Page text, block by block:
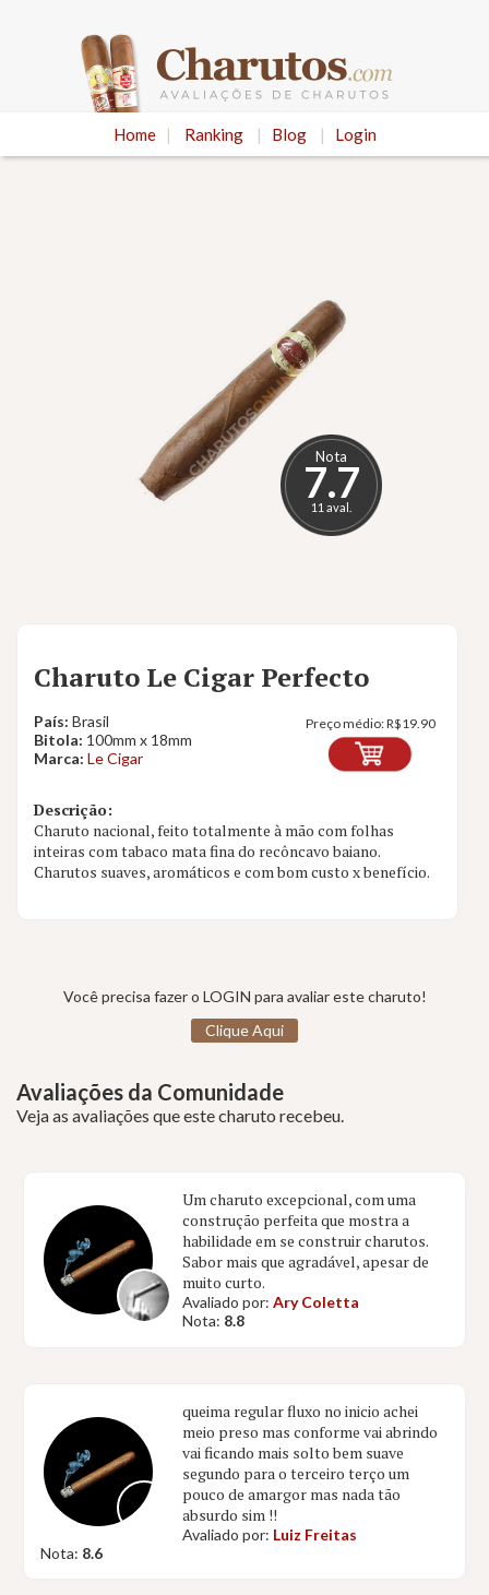
Home | Ranking | Blog | Login
Nota
7.7
11 aval.
Charuto Le Cigar Perfecto
País: Brasil
Bitola: 100mm x 18mm
Marca: Le Cigar
Preço médio:R$19.90
Descrição:
Charuto nacional, feito totalmente à mão com folhas
inteiras com tabaco mata fina do recôncavo baiano.
Charutos suaves, aromáticos e com bom custo x benefício.
Você precisa fazer o LOGIN para avaliar este charuto!
Clique Aqui
Avaliações da Comunidade
Veja as avaliações que este charuto recebeu.
Um charuto excepcional, com uma
construção perfeita que mostra a
habilidade em se construir charutos.
Sabor mais que agradável, apesar de
muito curto.
Avaliado por:Ary Coletta
Nota: 8.8
queima regular fluxo no inicio achei
meio preso mas conforme vai abrindo
vai ficando mais solto bem suave
segundo para o terceiro terço um
pouco de amargor mas nada tão
absurdo sim !!
Avaliado por: Luiz Freitas
Nota: 8.6